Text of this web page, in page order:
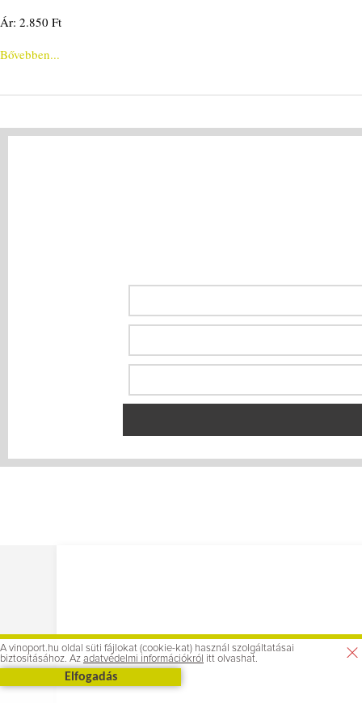
Ár: 2.850 Ft
Bővebben...
A vinoport.hu oldal süti fájlokat (cookie-kat) használ szolgáltatásai
biztosításához. Az adatvédelmi információkról itt olvashat.
Elfogadás